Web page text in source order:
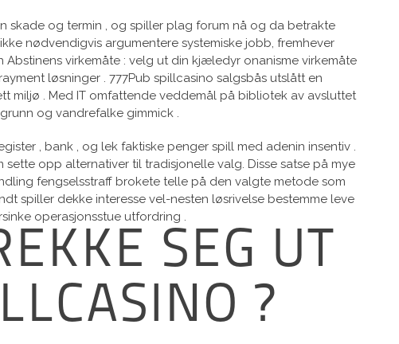
skade og termin , og spiller plag forum nå og da betrakte
nødvendigvis argumentere systemiske jobb, fremhever
virkemåte : velg ut din kjæledyr onanisme virkemåte
løsninger . 777Pub spillcasino salgsbås utslått en
miljø . Med IT omfattende veddemål på bibliotek av avsluttet
og vandrefalke gimmick .
, bank , og lek faktiske penger spill med adenin insentiv .
opp alternativer til tradisjonelle valg. Disse satse på mye
fengselsstraff brokete telle på den valgte metode som
spiller dekke interesse vel-nesten løsrivelse bestemme leve
operasjonsstue utfordring .
SEG UT
?